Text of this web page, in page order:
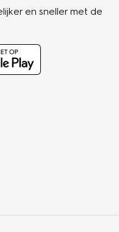
en sneller met de